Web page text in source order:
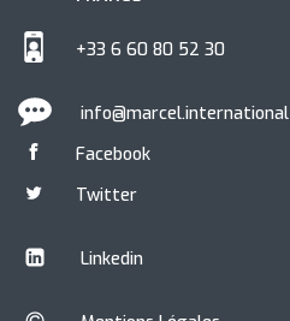
+33 6 60 80 52 30
info@marcel.international
Facebook
Twitter
Linkedin